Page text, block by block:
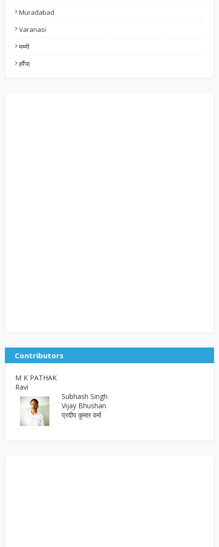
Muradabad
Varanasi
मम्मी
हर्रैया
Contributors
M K PATHAK
Ravi
Subhash Singh
Vijay Bhushan
प्रदीप कुमार वर्मा